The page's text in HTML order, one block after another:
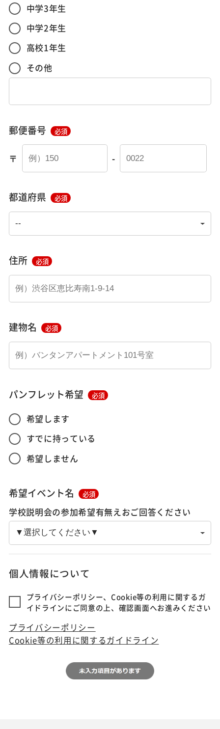
中学3年生
中学2年生
高校1年生
その他
郵便番号 必須
〒 -
都道府県 必須
住所 必須
建物名 必須
パンフレット希望 必須
希望します
すでに持っている
希望しません
希望イベント名 必須
学校説明会の参加希望有無えおご回答ください
個人情報について
プライバシーポリシー、Cookie等の利用に関するガ
イドラインにご同意の上、確認画面へお進みください
プライバシーポリシー
Cookie等の利用に関するガイドライン